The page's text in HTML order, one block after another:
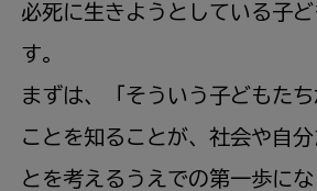
必死に生きようとしている子
す。
まずは、「そういう子どもた
ことを知ることが、社会や自
とを考えるうえでの第一歩にな